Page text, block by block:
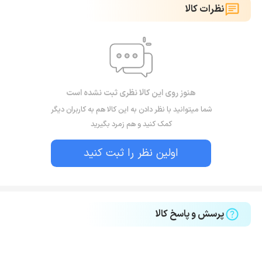
نظرات کالا
هنوز روی این کالا نظری ثبت نشده است
شما میتوانید با نظر دادن به این کالا هم به کاربران دیگر
کمک کنید و هم زمرد بگیرید
اولین نظر را ثبت کنید
پرسش و پاسخ کالا